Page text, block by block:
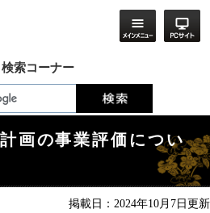
検索コーナー
画の事業評価につい
掲載日：2024年10月7日更新